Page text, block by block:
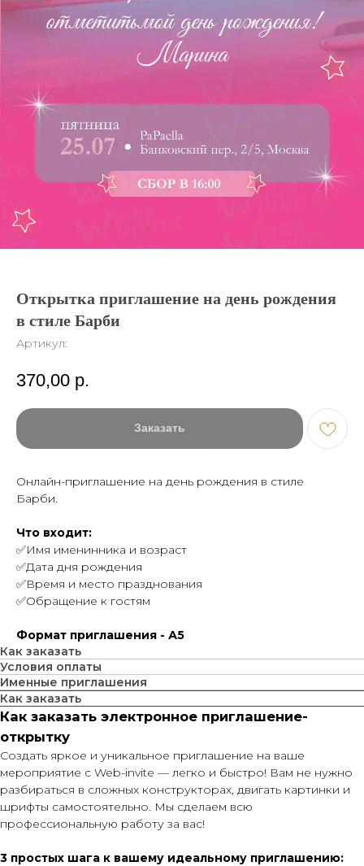
Открытка приглашение на день рождения
в стиле Барби
Артикул:
370,00 р.
Заказать
Онлайн-приглашение на день рождения в стиле
Барби.
Что входит:
✅Имя именинника и возраст
✅Дата дня рождения
✅Время и место празднования
✅Обращение к гостям
Формат приглашения - А5
Как заказать
Условия оплаты
Именные приглашения
Как заказать
Как заказать электронное приглашение-
открытку
Создать яркое и уникальное приглашение на ваше
мероприятие с Web-invite — легко и быстро! Вам не нужно
разбираться в сложных конструкторах, двигать картинки и
шрифты самостоятельно. Мы сделаем всю
профессиональную работу за вас!
3 простых шага к вашему идеальному приглашению: